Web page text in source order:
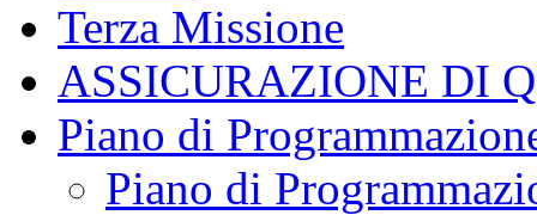
Terza Missione
ASSICURAZIONE DI
Piano di
Piano di